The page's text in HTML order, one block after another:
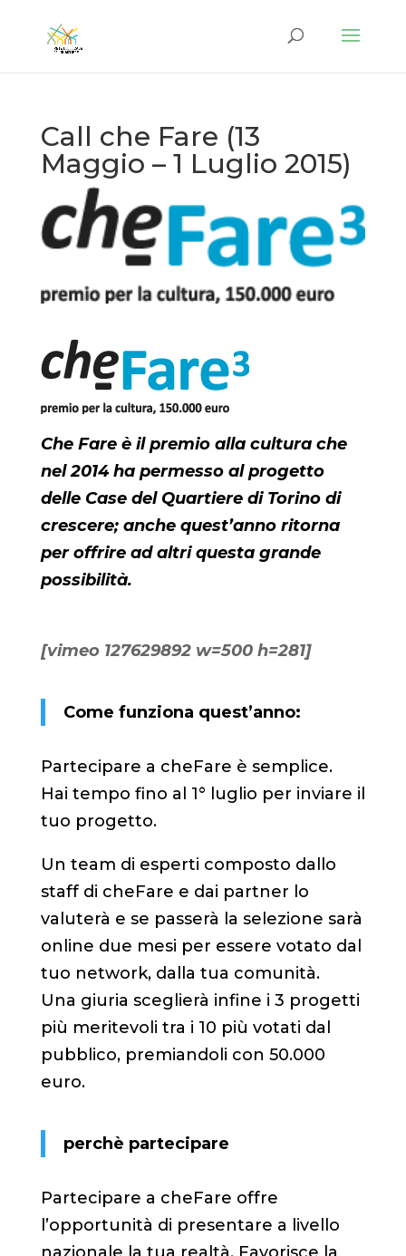
Call che Fare (13
Maggio – 1 Luglio 2015)
Che Fare è il premio alla cultura che
nel 2014 ha permesso al progetto
delle Case del Quartiere di Torino​ di
crescere; anche quest’anno ritorna
per offrire ad altri questa grande
possibilità.
[vimeo 127629892 w=500 h=281]
Come funziona quest’anno:
Partecipare a cheFare è semplice.
Hai tempo fino al 1° luglio per inviare il
tuo progetto.
Un team di esperti composto dallo
staff di cheFare e dai partner lo
valuterà e se passerà la selezione sarà
online due mesi per essere votato dal
tuo network, dalla tua comunità.
Una giuria sceglierà infine i 3 progetti
più meritevoli tra i 10 più votati dal
pubblico, premiandoli con 50.000
euro.
perchè partecipare
Partecipare a cheFare offre
l’opportunità di presentare a livello